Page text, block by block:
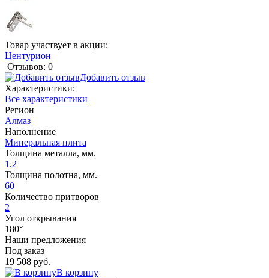
Товар участвует в акции:
Центурион
Отзывов: 0
Добавить отзыв
Характеристики:
Все характеристики
Регион
Алмаз
Наполнение
Минеральная плита
Толщина металла, мм.
1.2
Толщина полотна, мм.
60
Количество притворов
2
Угол открывания
180°
Наши предложения
Под заказ
19 508 руб.
В корзину